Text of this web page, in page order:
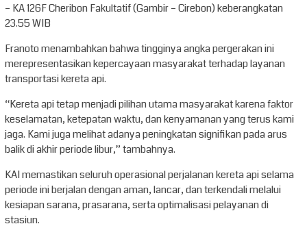
– KA 126F Cheribon Fakultatif (Gambir – Cirebon) keberangkatan
23.55 WIB
Franoto menambahkan bahwa tingginya angka pergerakan ini
merepresentasikan kepercayaan masyarakat terhadap layanan
transportasi kereta api.
“Kereta api tetap menjadi pilihan utama masyarakat karena faktor
keselamatan, ketepatan waktu, dan kenyamanan yang terus kami
jaga. Kami juga melihat adanya peningkatan signifikan pada arus
balik di akhir periode libur,” tambahnya.
KAI memastikan seluruh operasional perjalanan kereta api selama
periode ini berjalan dengan aman, lancar, dan terkendali melalui
kesiapan sarana, prasarana, serta optimalisasi pelayanan di
stasiun.